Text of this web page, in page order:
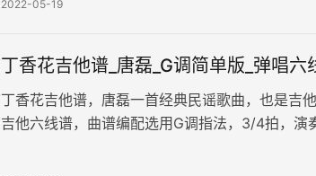
2022-05-19
丁香花吉他谱_唐磊_G调简单版_弹唱六
丁香花吉他谱，唐磊一首经典民谣歌曲，也是吉
吉他六线谱，曲谱编配选用G调指法，3/4拍，演